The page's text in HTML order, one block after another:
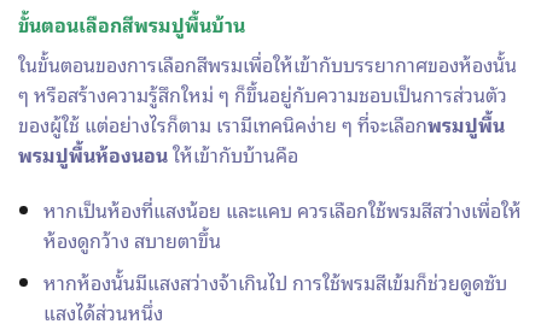
ขั้นตอนเลือกสีพรมปูพื้นบ้าน
ในขั้นตอนของการเลือกสีพรมเพื่อให้เข้ากับบรรยากาศของห้องนั้น
ๆ หรือสร้างความรู้สึกใหม่ ๆ ก็ขึ้นอยู่กับความชอบเป็นการส่วนตัว
ของผู้ใช้ แต่อย่างไรก็ตาม เรามีเทคนิคง่าย ๆ ที่จะเลือกพรมปูพื้น
พรมปูพื้นห้องนอนให้เข้ากับบ้านคือ
หากเป็นห้องที่แสงน้อย และแคบ ควรเลือกใช้พรมสีสว่างเพื่อให้
ห้องดูกว้าง สบายตาขึ้น
หากห้องนั้นมีแสงสว่างจ้าเกินไป การใช้พรมสีเข้มก็ช่วยดูดซับ
แสงได้ส่วนหนึ่ง